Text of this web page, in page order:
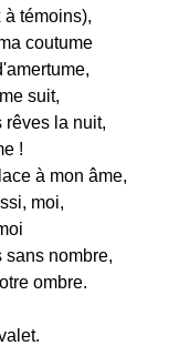
à témoins),
coutume
suit,
rêves la nuit,
!
à mon âme,
moi,
sans nombre,
ombre.